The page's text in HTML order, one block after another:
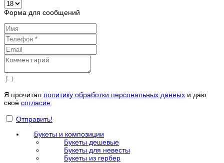
Форма для сообщений
Я прочитал политику обработки персональных данных и даю
своё согласие
Отправить!
Букеты и композиции
Букеты дешевые
Букеты для невесты
Букеты из гербер